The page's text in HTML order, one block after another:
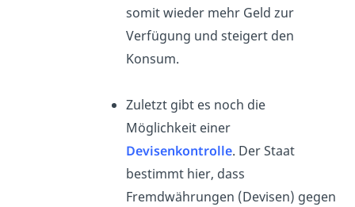
somit wieder mehr Geld zur
Verfügung und steigert den
Konsum.
Zuletzt gibt es noch die
Möglichkeit einer
Devisenkontrolle. Der Staat
bestimmt hier, dass
Fremdwährungen (Devisen) gegen